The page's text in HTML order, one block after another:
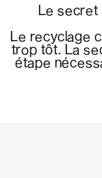
Le secret
Le recyclage
trop tôt. La
étape